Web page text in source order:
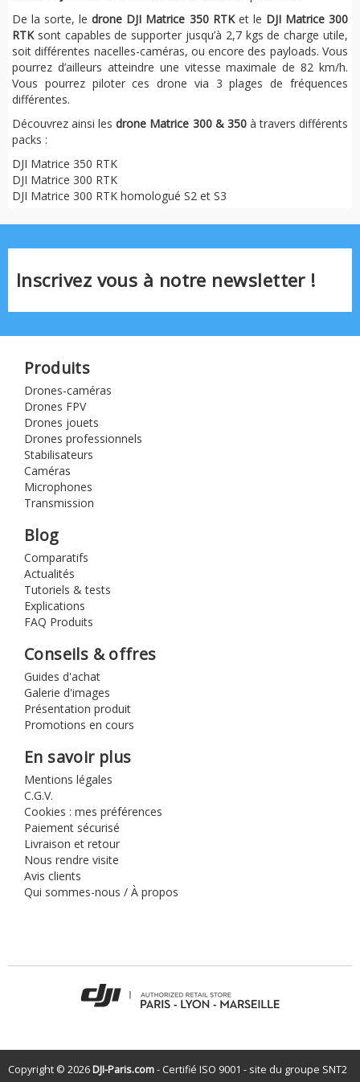
De la sorte, ledrone DJI Matrice 350 RTKet le DJI Matrice 300
RTKsont capables de supporter jusqu’à 2,7 kgs de charge utile,
soit différentes nacelles-caméras, ou encore des payloads. Vous
pourrez d’ailleurs atteindre une vitesse maximale de 82 km/h.
Vous pourrez piloter ces drone via 3 plages de fréquences
différentes.
Découvrez ainsi les drone Matrice 300 & 350 à travers différents
packs :
DJI Matrice 350 RTK
DJI Matrice 300 RTK
DJI Matrice 300 RTK homologué S2 et S3
Inscrivez vous à notre newsletter !
Produits
Drones-caméras
Drones FPV
Drones jouets
Drones professionnels
Stabilisateurs
Caméras
Microphones
Transmission
Blog
Comparatifs
Actualités
Tutoriels & tests
Explications
FAQ Produits
Conseils & offres
Guides d'achat
Galerie d'images
Présentation produit
Promotions en cours
En savoir plus
Mentions légales
C.G.V.
Cookies : mes préférences
Paiement sécurisé
Livraison et retour
Nous rendre visite
Avis clients
Qui sommes-nous / À propos
Copyright © 2026DJI-Paris.com- Certifié ISO 9001 - site du groupe SNT2